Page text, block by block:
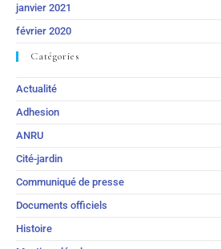
janvier 2021
février 2020
Catégories
Actualité
Adhesion
ANRU
Cité-jardin
Communiqué de presse
Documents officiels
Histoire